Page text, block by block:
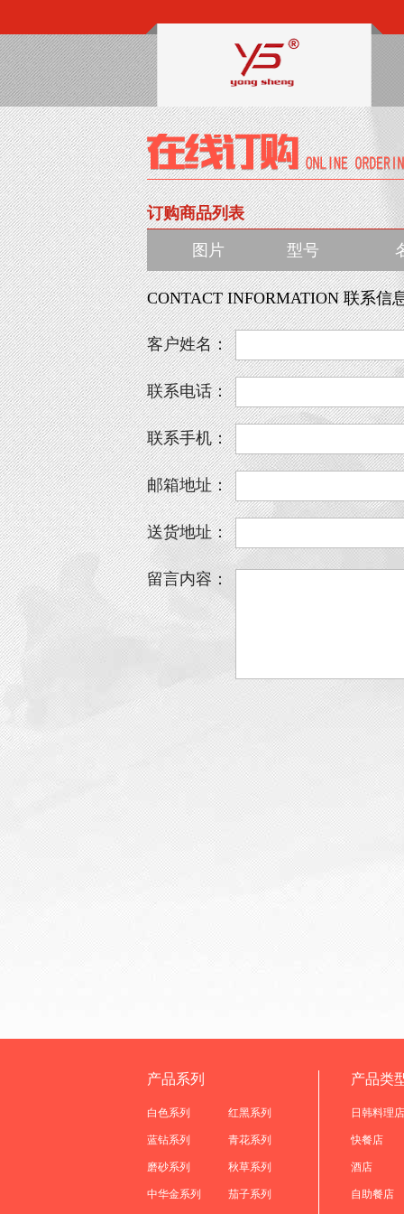
订购商品列表
图片 型号
CONTACT INFORMATION 联系信
客户姓名：
联系电话：
联系手机：
邮箱地址：
送货地址：
留言内容：
产品系列
白色系列 红黑系列
蓝钻系列 青花系列
磨砂系列 秋草系列
中华金系列 茄子系列
产品类
日韩料理店
快餐店
酒店
自助餐店